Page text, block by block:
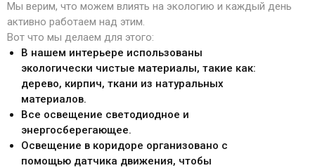
Мы верим, что можем влиять на экологию и каждый день
активно работаем над этим.
Вот что мы делаем для этого:
В нашем интерьере использованы
экологически чистые материалы, такие как:
дерево, кирпич, ткани из натуральных
материалов.
Все освещение светодиодное и
энергосберегающее.
Освещение в коридоре организовано с
помощью датчика движения, чтобы